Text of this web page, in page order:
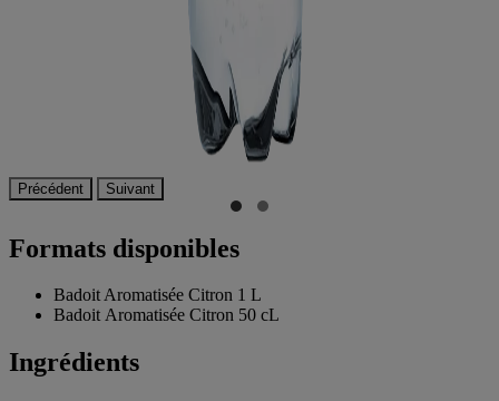
Précédent Suivant
Formats disponibles
Badoit Aromatisée Citron 1 L
Badoit Aromatisée Citron 50 cL
Ingrédients